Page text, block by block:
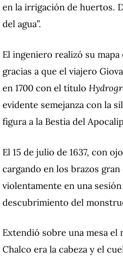
en la irrigación de huertos.
del agua”.
El ingeniero realizó su
gracias a que el viajero
en 1700 con el título
evidente semejanza con la
figura a la Bestia del
El 15 de julio de 1637, con
cargando en los brazos
violentamente en una
descubrimiento del
Extendió sobre una mesa el
Chalco era la cabeza y el